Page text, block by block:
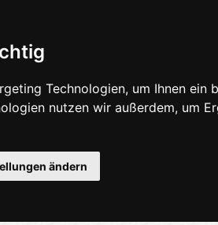
Technologien, um Ihnen
nutzen wir außerdem, um
ändern